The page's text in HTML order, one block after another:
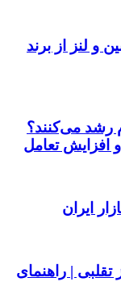
و لنز از برند
رشد می‌کنند؟
تعامل
ایران
| راهنمای